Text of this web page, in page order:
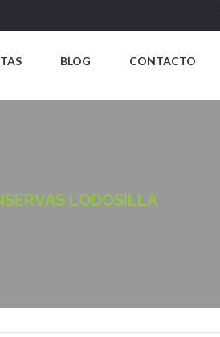
BLOG CONTACTO
LODOSILLA